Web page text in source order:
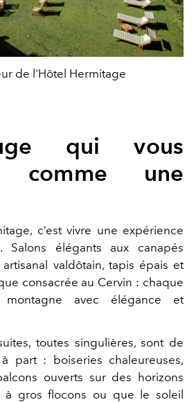
de l'Hôtel Hermitage
qui vous
comme une
c’est vivre une expérience
Salons élégants aux canapés
valdôtain, tapis épais et
consacrée au Cervin : chaque
avec élégance et
toutes singulières, sont de
part : boiseries chaleureuses,
ouverts sur des horizons
à gros flocons ou que le soleil